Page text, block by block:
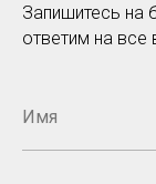
Запишитесь на
ответим на